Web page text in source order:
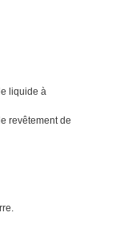
liquide à
revêtement de